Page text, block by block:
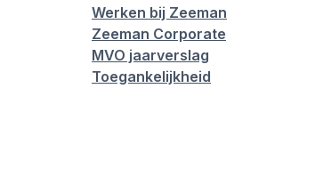
Werken bij Zeeman
Zeeman Corporate
MVO jaarverslag
Toegankelijkheid